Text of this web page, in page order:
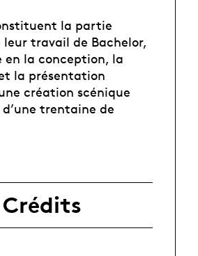
la partie
travail de Bachelor,
en la conception, la
la présentation
création scénique
trentaine de
Crédits